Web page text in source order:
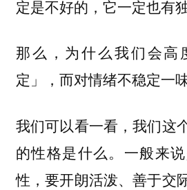
定是不好的，它一定也有
那么，为什么我们会高
定」，而对情绪不稳定一
我们可以看一看，我们这
的性格是什么。一般来
性，要开朗活泼、善于交